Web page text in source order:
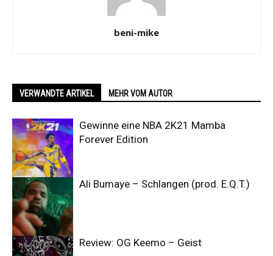
beni-mike
VERWANDTE ARTIKEL MEHR VOM AUTOR
Gewinne eine NBA 2K21 Mamba
Forever Edition
Ali Bumaye – Schlangen (prod. E.Q.T.)
Review: OG Keemo – Geist